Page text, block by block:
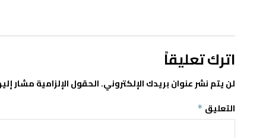
اترك تعليقاً
لن يتم نشر عنوان بريدك الإلكتروني.الحقول الإلزامية مشار
التعليق *